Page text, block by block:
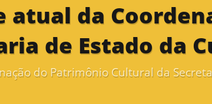
atual da
de Estado da
do Patrimônio Cultural da